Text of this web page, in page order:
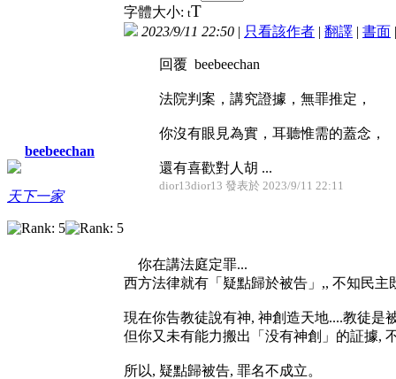
beebeechan
天下一家
字體大小: tT
2023/9/11 22:50 | 只看該作者 | 翻譯 | 書面
回覆 beebeechan
法院判案，講究證據，無罪推定，
你沒有眼見為實，耳聽惟需的蓋念，
還有喜歡對人胡 ...
dior13dior13 發表於 2023/9/11 22:11
你在講法庭定罪...
西方法律就有「疑點歸於被告」,, 不知民
現在你告教徒說有神, 神創造天地....教徒是
但你又未有能力搬出「没有神創」的証據,
所以, 疑點歸被告, 罪名不成立。